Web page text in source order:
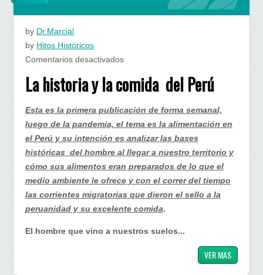
by Dr.Marcial
by Hitos Históricos
Comentarios desactivadosen
historia
la
comida
del
Perú
La historia y la comida del Perú
Esta es la primera publicación de forma semanal,
luego de la pandemia, el tema es la alimentación en
el Perú y su intención es analizar las bases
históricas del hombre al llegar a nuestro territorio y
cómo sus alimentos eran preparados de lo que el
medio ambiente le ofrece y con el correr del tiempo
las corrientes migratorias que dieron el sello a la
peruanidad y su excelente comida.
El hombre que vino a nuestros suelos...
VER MAS